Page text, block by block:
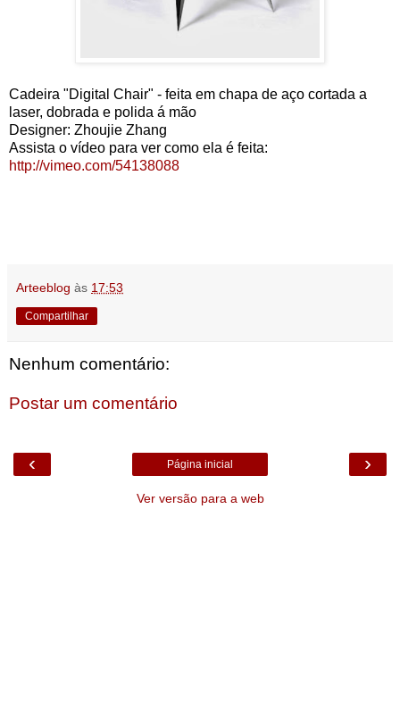
Cadeira "Digital Chair" - feita em chapa de aço cortada a
laser, dobrada e polida á mão
Designer: Zhoujie Zhang
Assista o vídeo para ver como ela é feita:
http://vimeo.com/54138088
Arteeblog às 17:53
Compartilhar
Nenhum comentário:
Postar um comentário
‹ ›
Página inicial
Ver versão para a web